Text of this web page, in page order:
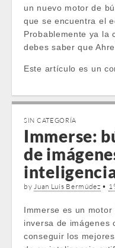
un nuevo motor de
que se encuentra el
Probablemente ya la
debes saber que
Este artículo es un
SIN CATEGORÍA
Immerse:
de
byJuan Luis Bermúdez •
Immerse es un motor
inversa de imágenes
conseguir los